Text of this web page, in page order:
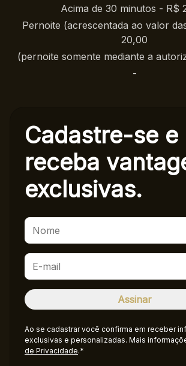
Acima de 30 minutos - R$
Pernoite (acrescentada ao valor
20,00
(pernoite somente mediante a
-
Cadastre-se e
receba
exclusivas.
Ao se cadastrar você confirma em receber
exclusivas e personalizadas. Mais
de Privacidade.*